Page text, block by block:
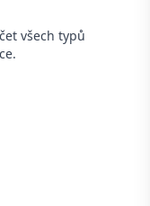
všech typů